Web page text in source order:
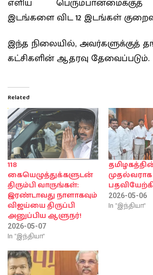
இடங்களை விட 12 இடங்கள்
இந்த நிலையில், அவர்களுக்குத்
கட்சிகளின் ஆதரவு தேவைப்படும்.
Related
118
கையெழுத்துக்களுடன்
திரும்பி வாருங்கள்:
இரண்டாவது நாளாகவும்
விஜய்யை திருப்பி
அனுப்பிய ஆளுநர்!
2026-05-07
In "இந்தியா"
2026-05-06
In "இந்தியா"